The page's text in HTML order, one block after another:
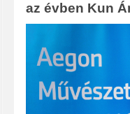
az évben Kun